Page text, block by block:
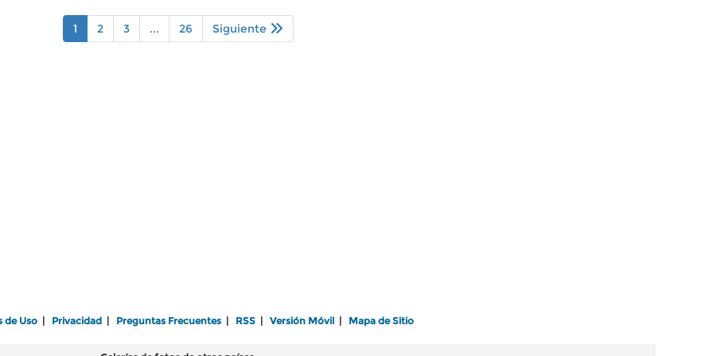
1 2 3 ... 26 Siguiente
de Uso Privacidad Preguntas Frecuentes RSS Versión Móvil Mapa de Sitio